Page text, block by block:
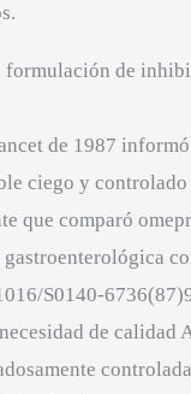
de
de 1987
ciego y controlado
que comparó
S0140-
de calidad